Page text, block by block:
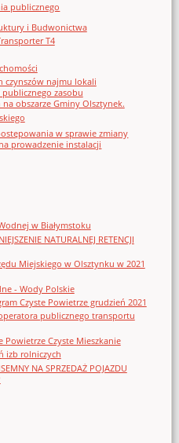
publicznego
i Budwonictwa
T4
czynszów najmu lokali
zasobu
obszarze Gminy Olsztynek.
w sprawie zmiany
prowadzenie instalacji
w Białymstoku
NATURALNEJ RETENCJI
Miejskiego w Olsztynku w 2021
- Wody Polskie
Czyste Powietrze grudzień 2021
publicznego transportu
Powietrze Czyste Mieszkanie
izb rolniczych
NA SPRZEDAŻ POJAZDU